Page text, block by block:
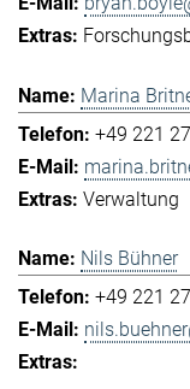
Marina
+49 221
Verwaltung
Nils Bühner
+49 221